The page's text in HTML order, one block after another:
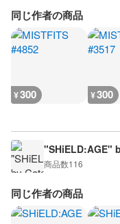
同じ作者の商品
¥300 ¥300
"SHiELD:AGE"
商品数116
同じ作者の商品